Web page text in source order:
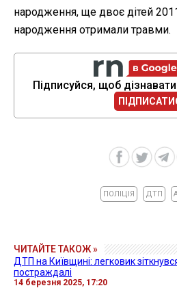
народження, ще двоє дітей
народження отримали травми.
Підписуйся, щоб
ПОЛІЦІЯ ДТП
ЧИТАЙТЕ ТАКОЖ »
ДТП на Київщині: легковик
постраждалі
14 березня 2025, 17:20